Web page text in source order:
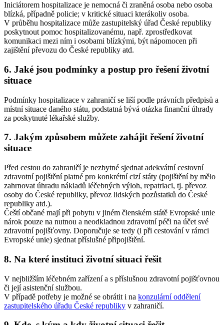
Iniciátorem hospitalizace je nemocná či zraněná osoba nebo osoba
blízká, případně policie; v kritické situaci kterákoliv osoba.
V průběhu hospitalizace může zastupitelský úřad České republiky
poskytnout pomoc hospitalizovanému, např. zprostředkovat
komunikaci mezi ním i osobami blízkými, být nápomocen při
zajištění převozu do České republiky atd.
6. Jaké jsou podmínky a postup pro řešení životní
situace
Podmínky hospitalizace v zahraničí se liší podle právních předpisů a
místní situace daného státu, podstatná bývá otázka finanční úhrady
za poskytnuté lékařské služby.
7. Jakým způsobem můžete zahájit řešení životní
situace
Před cestou do zahraničí je nezbytné sjednat adekvátní cestovní
zdravotní pojištění platné pro konkrétní cizí státy (pojištění by mělo
zahrnovat úhradu nákladů léčebných výloh, repatriaci, tj. převoz
osoby do České republiky, převoz lidských pozůstatků do České
republiky atd.).
Čeští občané mají při pobytu v jiném členském státě Evropské unie
nárok pouze na nutnou a neodkladnou zdravotní péči na účet své
zdravotní pojišťovny. Doporučuje se tedy (i při cestování v rámci
Evropské unie) sjednat příslušné připojištění.
8. Na které instituci životní situaci řešit
V nejbližším léčebném zařízení a s příslušnou zdravotní pojišťovnou
či její asistenční službou.
V případě potřeby je možné se obrátit i na konzulární oddělení
zastupitelského úřadu České republiky v zahraničí.